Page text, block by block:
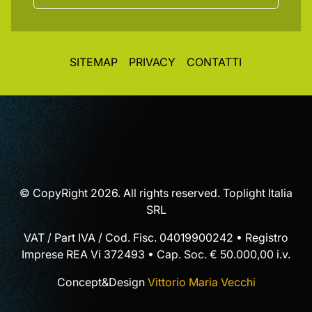
SITEMAP PRIVACY CONTATTI
© CopyRight 2026. All rights reserved. Toplight Italia
SRL
VAT / Part IVA / Cod. Fisc. 04019900242 • Registro
Imprese REA Vi 372493 • Cap. Soc. € 50.000,00 i.v.
Concept&Design Vittorio Maria Vecchi